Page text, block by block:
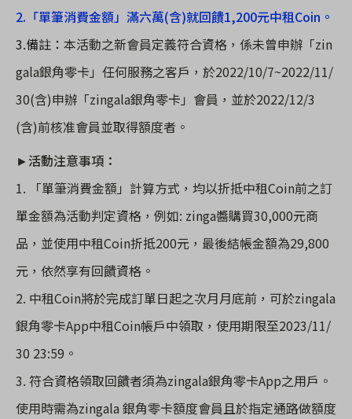
2.「單筆消費金額」滿六萬(含)就回饋1,200元中租Coin 。
3.備註： 本活動之新會員定義符合資格，係未曾申辦「zin
gala銀角零卡」任何服務之客戶，於2022/10/7~2022/11/
30(含)申辦「zingala銀角零卡」會員，並於2022/12/3
(含)前核准會員並取得額度者。
► 活動注意事項：
1. 「單筆消費金額」計算方式，均以折抵中租Coin前之訂
單金額為活動判定資格，例如: zinga醬購買30,000元商
品，並使用中租Coin折抵200元，最後結帳金額為29,800
元，依然享有回饋資格。
2. 中租Coin將於完成訂單日起之次月月底前，可於zingala
銀角零卡App中租Coin帳戶中領取，使用期限至2023/11/
30 23:59 。
3. 符合資格領取回饋者須為zingala銀角零卡App之用戶。
使用時需為zingala 銀角零卡額度會員且於指定通路做額度